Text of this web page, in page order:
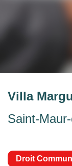
Villa
Saint-
Droit Commun